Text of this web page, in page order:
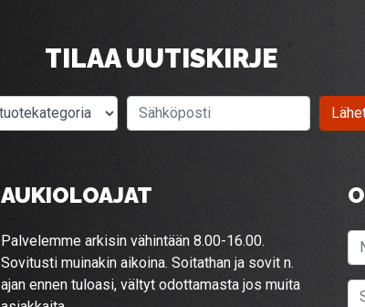
TILAA UUTISKIRJE
Valitse tuotekategoria
AUKIOLOAJAT
Palvelemme arkisin vähintään 8.00-16.00.
Sovitusti muinakin aikoina. Soitathan ja sovit n.
ajan ennen tuloasi, vältyt odottamasta jos muita